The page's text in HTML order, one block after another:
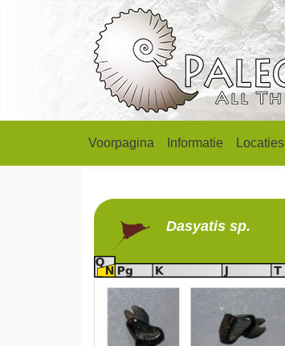
Voorpagina Informatie Locaties
Dasyatissp.